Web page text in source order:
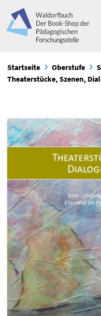
Startseite Oberstufe
Theaterstücke, Szenen,